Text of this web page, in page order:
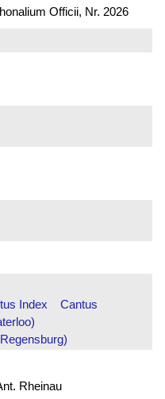
Officii, Nr. 2026
Index
Cantus
Rheinau